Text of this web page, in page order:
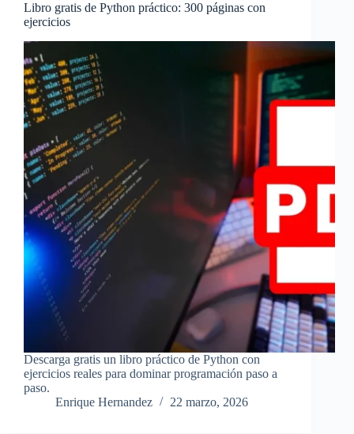
Libro gratis de Python práctico: 300 páginas con
ejercicios
Descarga gratis un libro práctico de Python con
ejercicios reales para dominar programación paso a
paso.
Enrique Hernandez
22 marzo, 2026